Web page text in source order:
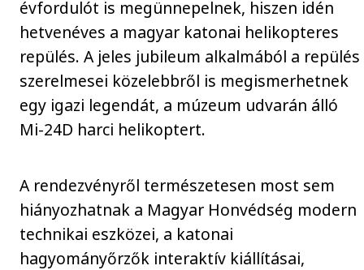
évfordulót is megünnepelnek, hiszen idén
hetvenéves a magyar katonai helikopteres
repülés. A jeles jubileum alkalmából a repülés
szerelmesei közelebbről is megismerhetnek
egy igazi legendát, a múzeum udvarán álló
Mi-24D harci helikoptert.
A rendezvényről természetesen most sem
hiányozhatnak a Magyar Honvédség modern
technikai eszközei, a katonai
hagyományőrzők interaktív kiállításai,